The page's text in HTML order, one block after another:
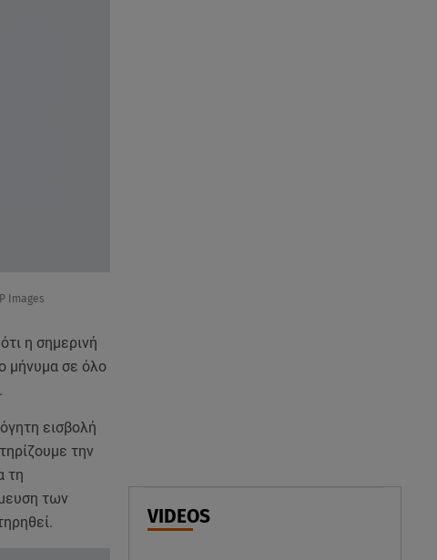
Σε τρία επίπεδα οι παραβιάσεις
VIDEOS
Images
η σημερινή
μήνυμα σε όλο
εισβολή
την
τη
των